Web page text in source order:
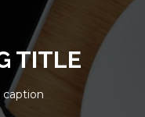
TITLE
caption